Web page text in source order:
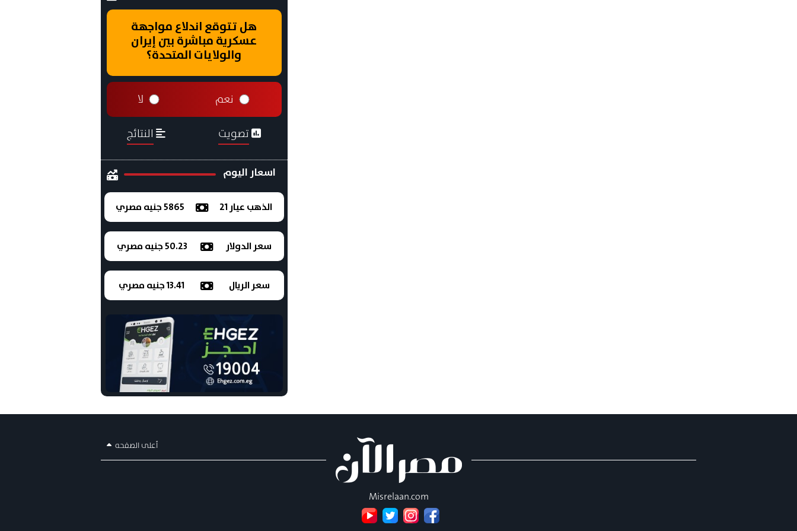
هل تتوقع اندلاع مواجهة
عسكرية مباشرة بين إيران
والولايات المتحدة؟
نعم لا
تصويت النتائج
اسعار اليوم
الذهب عيار 21 5865 جنيه مصري
سعر الدولار 50.23 جنيه مصري
سعر الريال 13.41 جنيه مصري
أعلى الصفحه
Misrelaan.com